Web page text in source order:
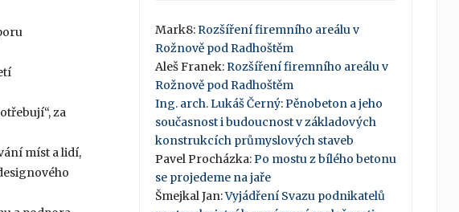
za
míst a lidí,
Mark8:Rozšíření firemního areálu v
Rožnově pod Radhoštěm
Aleš Franek:Rozšíření firemního areálu v
Rožnově pod Radhoštěm
Ing. arch. Lukáš Černý:Pěnobeton a jeho
současnost i budoucnost v základových
konstrukcích průmyslových staveb
Pavel Procházka:Po mostu z bílého betonu
se projedeme na jaře
Šmejkal Jan:Vyjádření Svazu podnikatelů